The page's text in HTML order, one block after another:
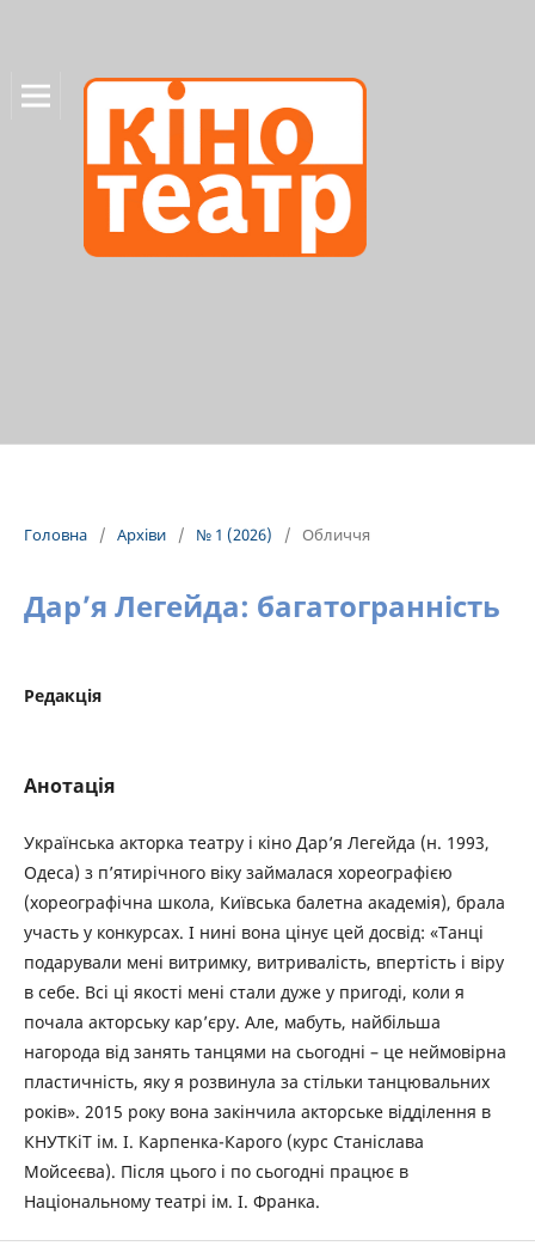
Головна / Архіви / № 1 (2026) / Обличчя
Дар’я Легейда: багатогранність
Редакція
Анотація
Українська акторка театру і кіно Дар’я Легейда (н. 1993,
Одеса) з п’ятирічного віку займалася хореографією
(хореографічна школа, Київська балетна академія), брала
участь у конкурсах. І нині вона цінує цей досвід: «Танці
подарували мені витримку, витривалість, впертість і віру
в себе. Всі ці якості мені стали дуже у пригоді, коли я
почала акторську кар’єру. Але, мабуть, найбільша
нагорода від занять танцями на сьогодні – це неймовірна
пластичність, яку я розвинула за стільки танцювальних
років». 2015 року вона закінчила акторське відділення в
КНУТКіТ ім. І. Карпенка-Карого (курс Станіслава
Мойсеєва). Після цього і по сьогодні працює в
Національному театрі ім. І. Франка.